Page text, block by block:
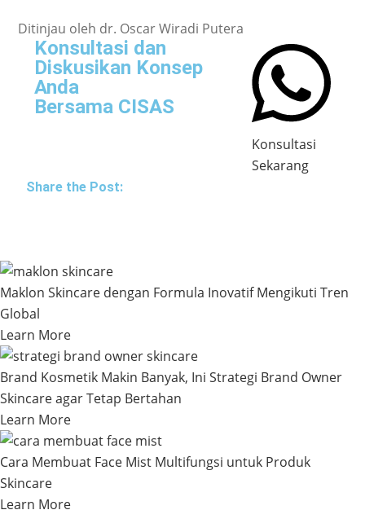
Ditinjau oleh dr. Oscar Wiradi Putera
Konsultasi dan
Diskusikan Konsep
Anda
Bersama CISAS
Konsultasi
Sekarang
Share the Post:
Maklon Skincare dengan Formula Inovatif Mengikuti Tren
Global
Learn More
Brand Kosmetik Makin Banyak, Ini Strategi Brand Owner
Skincare agar Tetap Bertahan
Learn More
Cara Membuat Face Mist Multifungsi untuk Produk
Skincare
Learn More